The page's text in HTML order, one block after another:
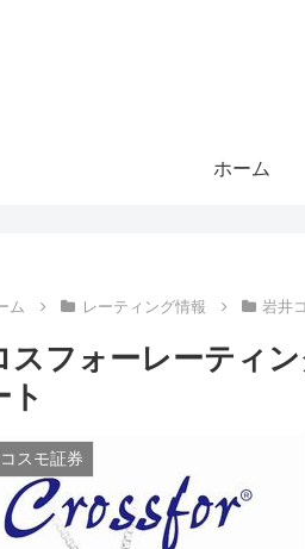
ホーム
ム レーティング情報 岩井
スフォーレーティ
ト
スモ証券